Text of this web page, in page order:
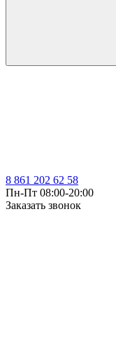
8 861 202 62 58
Пн-Пт 08:00-20:00
Заказать звонок